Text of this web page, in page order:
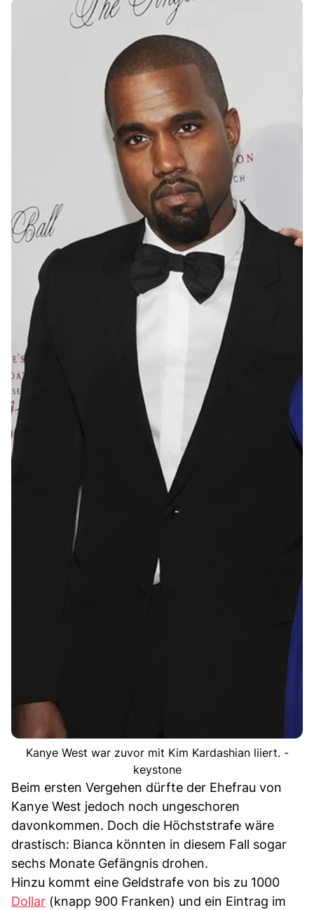
Kanye West war zuvor mit Kim Kardashian liiert. -
keystone
Beim ersten Vergehen dürfte der Ehefrau von
Kanye West jedoch noch ungeschoren
davonkommen. Doch die Höchststrafe wäre
drastisch: Bianca könnten in diesem Fall sogar
sechs Monate Gefängnis drohen.
Hinzu kommt eine Geldstrafe von bis zu 1000
Dollar (knapp 900 Franken) und ein Eintrag im